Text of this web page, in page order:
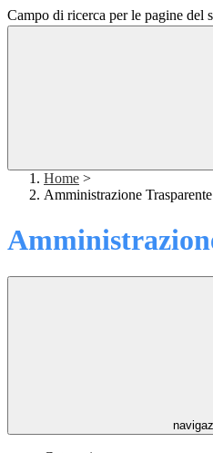
Campo di ricerca per le pagine del
Home >
Amministrazione Trasparente